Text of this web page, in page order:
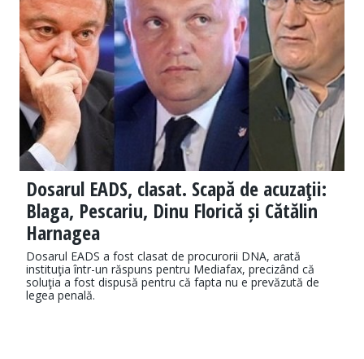
Dosarul EADS, clasat. Scapă de acuzaţii:
Blaga, Pescariu, Dinu Florică și Cătălin
Harnagea
Dosarul EADS a fost clasat de procurorii DNA, arată
instituţia într-un răspuns pentru Mediafax, precizând că
soluţia a fost dispusă pentru că fapta nu e prevăzută de
legea penală.